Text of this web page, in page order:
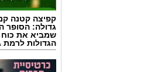
קפיצה קטנה
גדולה: הסופר
שמביא את
הגדולות לרמת